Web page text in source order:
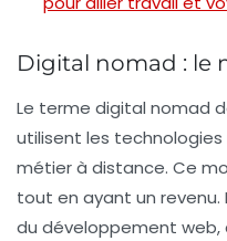
Digital nomad : le
Le terme digital nomad
utilisent les
métier à distance. Ce
tout en ayant un revenu.
du développement web,